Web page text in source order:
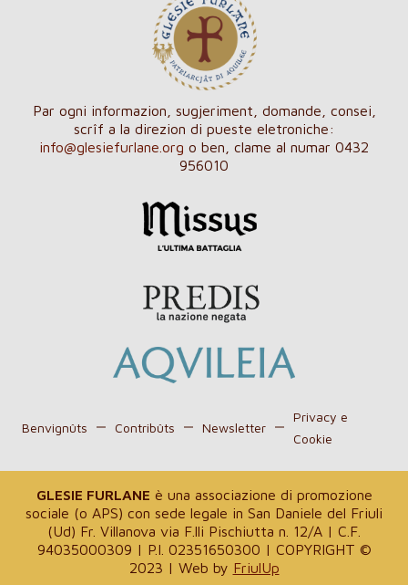
Par ogni informazion, sugjeriment, domande, consei,
scrîf a la direzion di pueste eletroniche:
info@glesiefurlane.org o ben, clame al numar 0432
956010
Benvignûts Contribûts Newsletter
Privacy e
Cookie
GLESIE FURLANE è una associazione di promozione
sociale (o APS) con sede legale in San Daniele del Friuli
(Ud) Fr. Villanova via F.lli Pischiutta n. 12/A | C.F.
94035000309 | P.I. 02351650300 | COPYRIGHT ©
2023 | Web by FriulUp